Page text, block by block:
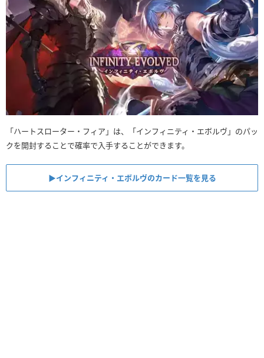
「ハートスローター・フィア」は、「インフィニティ・エボルヴ」のパッ
クを開封することで確率で入手することができます。
▶︎インフィニティ・エボルヴのカード一覧を見る